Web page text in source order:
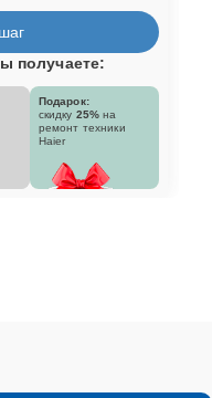
получаете:
Подарок:
скидку 25% на
ремонт техники
Haier